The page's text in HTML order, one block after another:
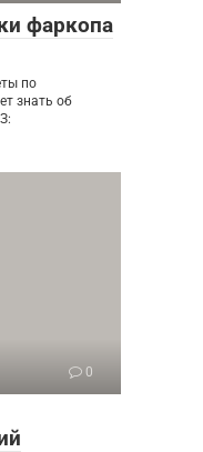
фаркопа
по
знать об
0